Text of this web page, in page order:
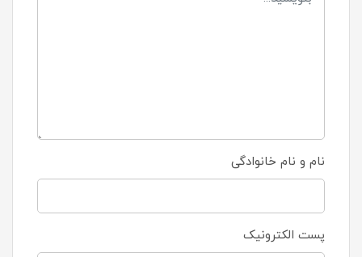
نام و نام خانوادگی
پست الکترونیک